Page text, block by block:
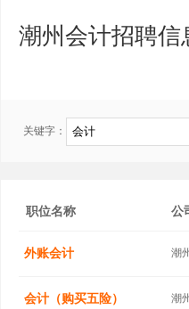
潮州会计招聘信
关键字：
职位名称 公
外账会计 潮
会计（购买五险） 潮